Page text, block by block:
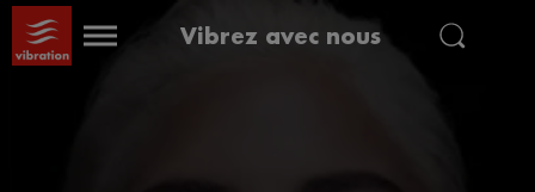
Vibrez avec nous